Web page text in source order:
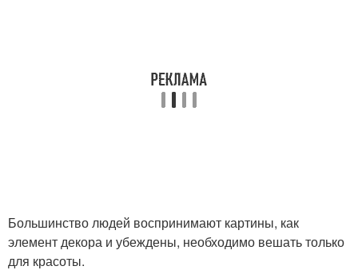
Большинство людей воспринимают картины, как
элемент декора и убеждены, необходимо вешать только
для красоты.